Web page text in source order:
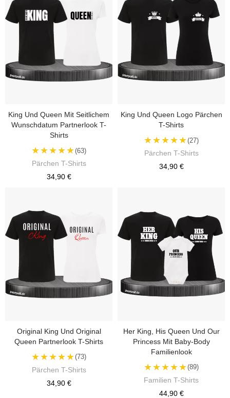
King Und Queen Mit Seitlichem
Wunschdatum Partnerlook T-
Shirts
★★★★★(63)
Pärchen T-Shirts
34,90 €
King Und Queen Logo Pärchen
T-Shirts
★★★★★(27)
Pärchen T-Shirts
34,90 €
Original King Und Original
Queen Partnerlook T-Shirts
★★★★★(73)
Pärchen T-Shirts
34,90 €
Her King, His Queen Und Our
Princess Mit Baby-Body
Familienlook
★★★★★(89)
Familien T-Shirts
44,90 €